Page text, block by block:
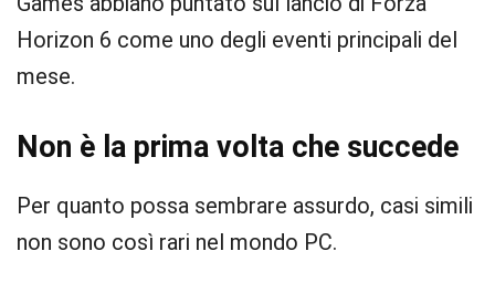
Horizon 6 come uno degli eventi principali del
mese.
Non è la prima volta che succede
Per quanto possa sembrare assurdo, casi simili
non sono così rari nel mondo PC.